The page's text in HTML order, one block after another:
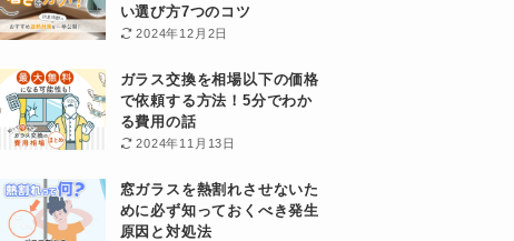
い選び方7つのコツ
2024年12月2日
ガラス交換を相場以下の価格
で依頼する方法！5分でわか
る費用の話
2024年11月13日
窓ガラスを熱割れさせないた
めに必ず知っておくべき発生
原因と対処法